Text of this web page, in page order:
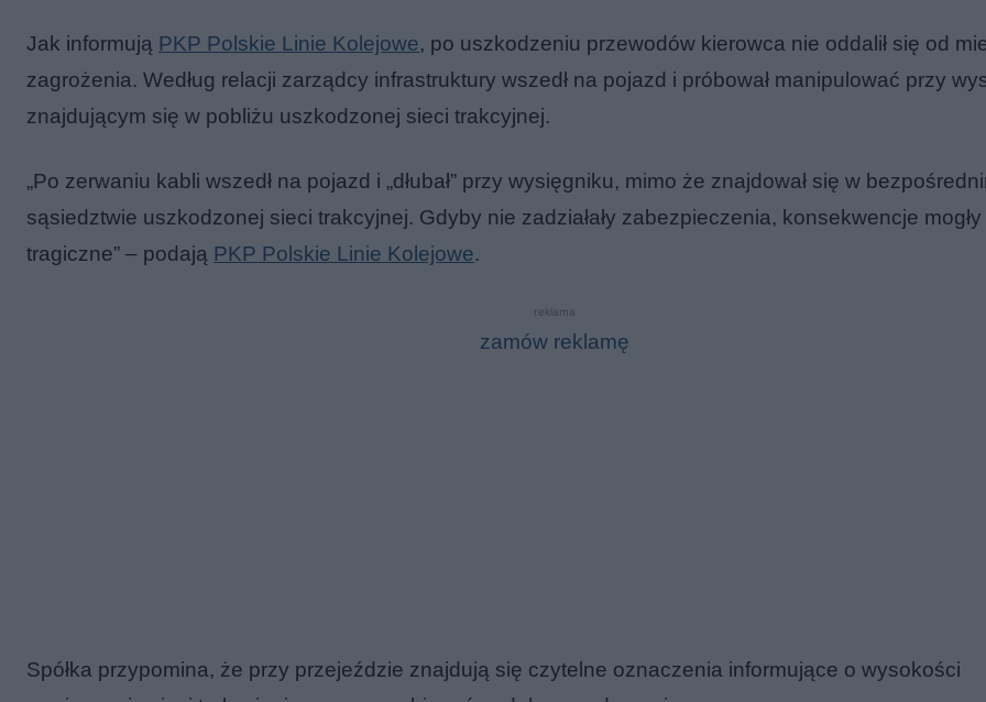
Jak informują PKP Polskie Linie Kolejowe, po uszkodzeniu przewodów kierowca nie oddalił się od
zagrożenia. Według relacji zarządcy infrastruktury wszedł na pojazd i próbował manipulować przy
znajdującym się w pobliżu uszkodzonej sieci trakcyjnej.
„Po zerwaniu kabli wszedł na pojazd i „dłubał” przy wysięgniku, mimo że znajdował się w
sąsiedztwie uszkodzonej sieci trakcyjnej. Gdyby nie zadziałały zabezpieczenia, konsekwencje
tragiczne” – podają PKP Polskie Linie Kolejowe.
reklama
zamów reklamę
Spółka przypomina, że przy przejeździe znajdują się czytelne oznaczenia informujące o wysokości